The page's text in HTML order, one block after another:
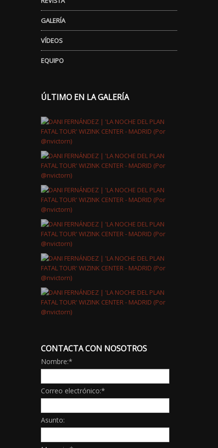
GALERÍA
VÍDEOS
EQUIPO
ÚLTIMO EN LA GALERÍA
CONTACTA CON NOSOTROS
Nombre:*
Correo electrónico:*
Asunto: